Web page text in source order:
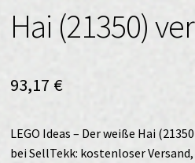
Hai (21350)
93,17 €
LEGO Ideas – Der weiße Hai
bei SellTekk: kostenloser